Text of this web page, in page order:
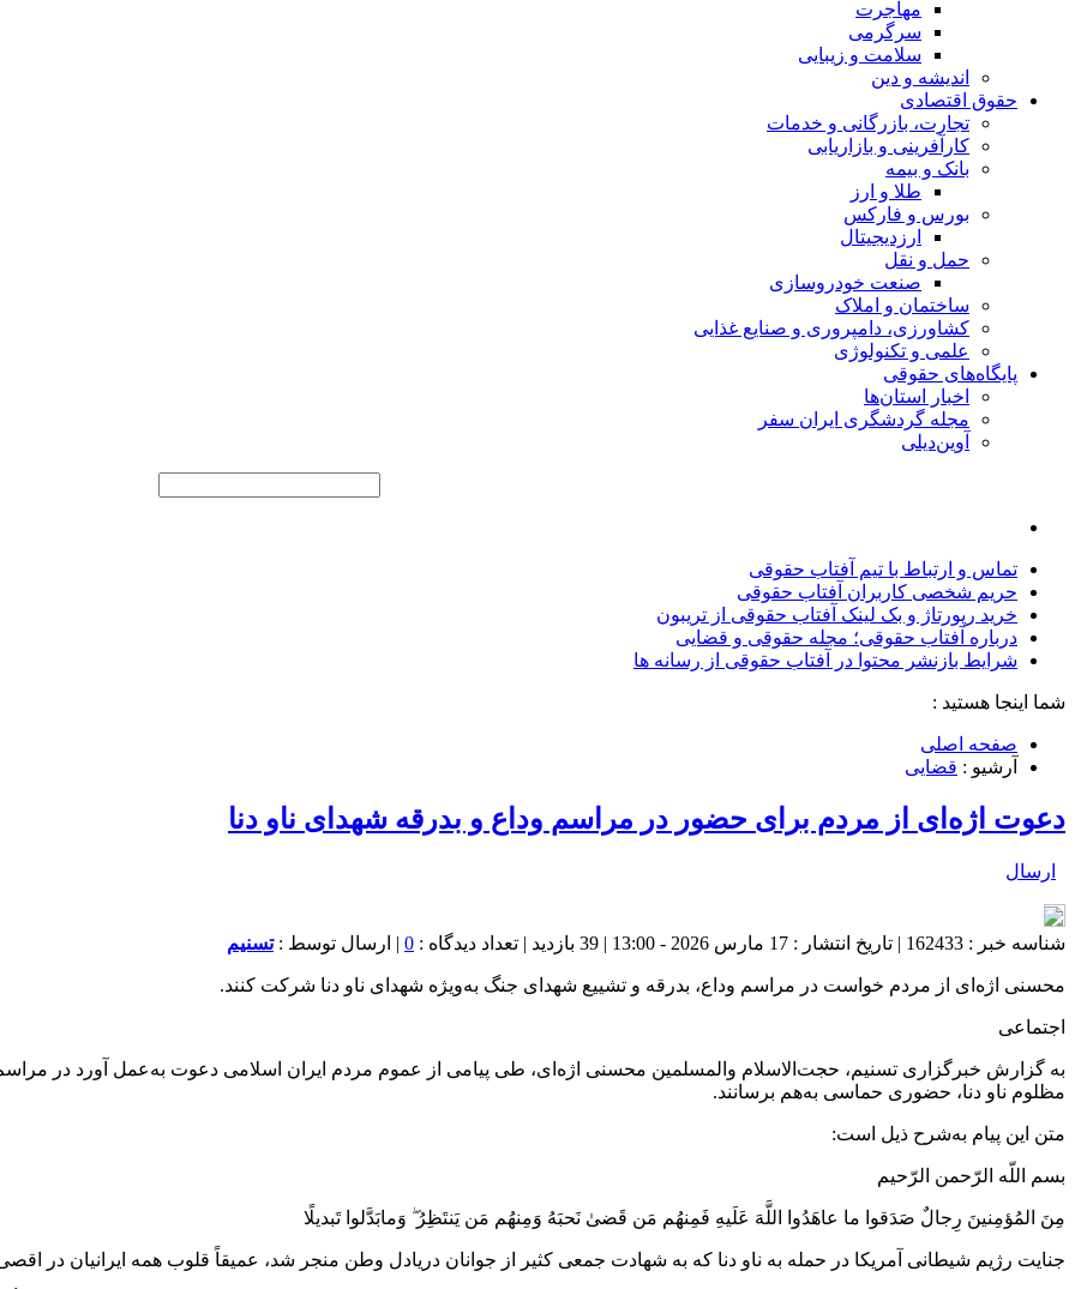
مهاجرت
سرگرمی
سلامت و زیبایی
اندیشه و دین
حقوق اقتصادی
تجارت، بازرگانی و خدمات
کارآفرینی و بازاریابی
بانک و بیمه
طلا و ارز
بورس و فارکس
ارزدیجیتال
حمل و نقل
صنعت خودروسازی
ساختمان و املاک
کشاورزی، دامپروری و صنایع غذایی
علمی و تکنولوژی
پایگاه‌های حقوقی
اخبار استان‌ها
مجله گردشگری ایران سفر
آوین‌دیلی
تماس و ارتباط با تیم آفتاب حقوقی
حریم شخصی کاربران آفتاب حقوقی
خرید رپورتاژ و بک لینک آفتاب حقوقی از تریبون
درباره آفتاب حقوقی؛ مجله حقوقی و قضایی
شرایط بازنشر محتوا در آفتاب حقوقی از رسانه ها
شما اینجا هستید :
صفحه اصلی
آرشیو : قضایی
دعوت اژه‌ای از مردم برای حضور در مراسم وداع و بدرقه شهدای ناو دنا
ارسال
شناسه خبر : 162433 | تاریخ انتشار : 17 مارس 2026 - 13:00 | 39 بازدید | تعداد دیدگاه : 0 | ارسال توسط :تسنیم
محسنی اژه‌ای از مردم خواست در مراسم وداع، بدرقه و تشییع شهدای جنگ به‌ویژه شهدای ناو دنا شرکت کنند.
اجتماعی
به گزارش خبرگزاری تسنیم،‌ حجت‌الاسلام والمسلمین محسنی اژه‌ای، طی پیامی از عموم مردم ایران اسلامی دعوت به‌عمل آورد در
مظلوم ناو دنا، حضوری حماسی به‌هم برسانند.
متن این پیام به‌شرح ذیل است:
بسم اللّه الرّحمن الرّحیم
مِنَ المُؤمِنینَ رِجالٌ صَدَقوا ما عاهَدُوا اللَّهَ عَلَیهِ فَمِنهُم مَن قَضیٰ نَحبَهُ وَمِنهُم مَن یَنتَظِرُ ۖ وَمابَدَّلوا تَبدیلًا
جنایت رژیم شیطانی آمریکا در حمله به ناو دنا که به شهادت جمعی کثیر از جوانان دریادل وطن منجر شد، عمیقاً قلوب همه ایرانیان در